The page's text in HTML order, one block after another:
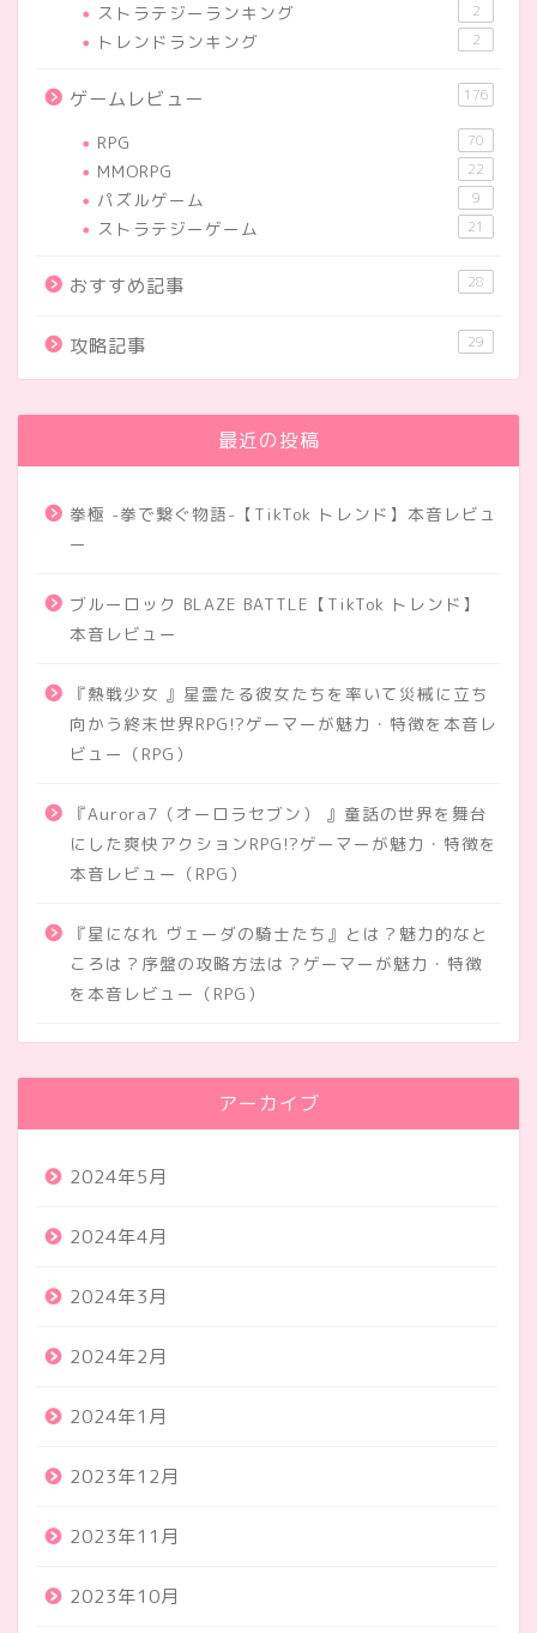
ストラテジーランキング 2
トレンドランキング 2
ゲームレビュー 176
RPG 70
MMORPG 22
パズルゲーム 9
ストラテジーゲーム 21
おすすめ記事 28
攻略記事 29
最近の投稿
拳極 -拳で繋ぐ物語-【TikTok トレンド】本音レビュ
ー
ブルーロック BLAZE BATTLE【TikTok トレンド】
本音レビュー
『熱戦少女 』星霊たる彼女たちを率いて災械に立ち
向かう終末世界RPG!?ゲーマーが魅力・特徴を本音レ
ビュー（RPG）
『Aurora7（オーロラセブン） 』童話の世界を舞台
にした爽快アクションRPG!?ゲーマーが魅力・特徴を
本音レビュー（RPG）
『星になれ ヴェーダの騎士たち』とは？魅力的なと
ころは？序盤の攻略方法は？ゲーマーが魅力・特徴
を本音レビュー（RPG）
アーカイブ
2024年5月
2024年4月
2024年3月
2024年2月
2024年1月
2023年12月
2023年11月
2023年10月